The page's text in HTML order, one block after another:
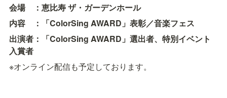
会場　：恵比寿 ザ・ガーデンホール
内容　：「ColorSing AWARD」表彰／音楽フェス
出演者：「ColorSing AWARD」選出者、特別イベント
入賞者
※オンライン配信も予定しております。